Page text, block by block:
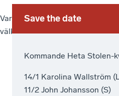
Varmt
välkommen!
Save the date
Kommande Heta Stolen-
14/1 Karolina Wallström
11/2 John Johansson (S)